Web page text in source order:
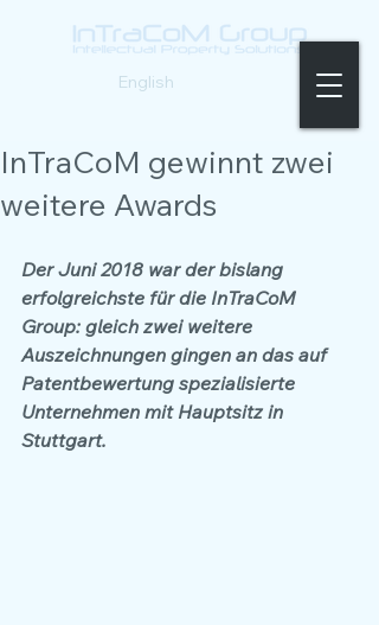
English
InTraCoM gewinnt zwei
weitere Awards
Der Juni 2018 war der bislang
erfolgreichste für die InTraCoM
Group: gleich zwei weitere
Auszeichnungen gingen an das auf
Patentbewertung spezialisierte
Unternehmen mit Hauptsitz in
Stuttgart.